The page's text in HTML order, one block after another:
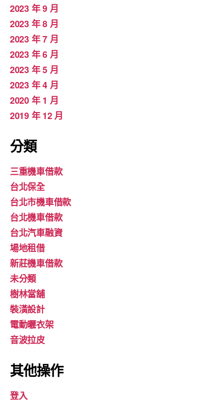
2023 年 9 月
2023 年 8 月
2023 年 7 月
2023 年 6 月
2023 年 5 月
2023 年 4 月
2020 年 1 月
2019 年 12 月
分類
三重機車借款
台北保全
台北市機車借款
台北機車借款
台北汽車融資
場地租借
新莊機車借款
未分類
樹林當舖
裝潢設計
電動曬衣架
音波拉皮
其他操作
登入